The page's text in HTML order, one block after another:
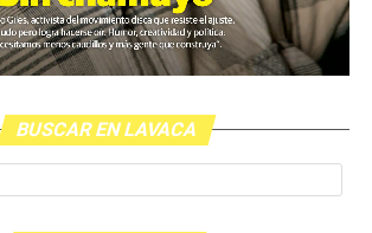
me colman de hartazgo. Ciertas
no son sólo propias de les
cada quien haga su lista como tarea.
complejas, incluso dolorosas y
nos convierten en
mejores que aquelles que no han
BUSCAR EN LAVACA